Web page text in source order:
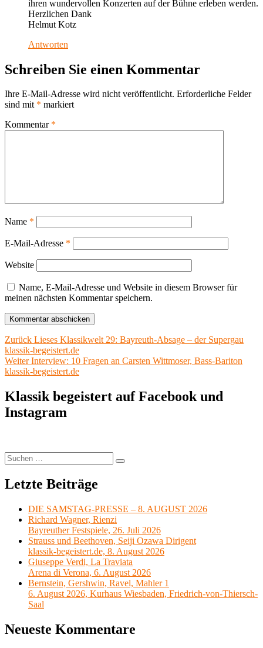
ihren wundervollen Konzerten auf der Bühne erleben werden.
Herzlichen Dank
Helmut Kotz
Antworten
Schreiben Sie einen Kommentar
Ihre E-Mail-Adresse wird nicht veröffentlicht. Erforderliche Felder
sind mit * markiert
Kommentar *
Name *
E-Mail-Adresse *
Website
Name, E-Mail-Adresse und Website in diesem Browser für
meinen nächsten Kommentar speichern.
Beitragsnavigation
Zurück Vorheriger
Beitrag:
Lieses Klassikwelt 29: Bayreuth-Absage – der Supergau
klassik-begeistert.de
Weiter Nächster
Beitrag:
Interview: 10 Fragen an Carsten Wittmoser, Bass-Bariton
klassik-begeistert.de
Klassik begeistert auf Facebook und
Instagram
Suchen
nach:
Suchen
Letzte Beiträge
DIE SAMSTAG-PRESSE – 8. AUGUST 2026
Richard Wagner, Rienzi
Bayreuther Festspiele, 26. Juli 2026
Strauss und Beethoven, Seiji Ozawa Dirigent
klassik-begeistert.de, 8. August 2026
Giuseppe Verdi, La Traviata
Arena di Verona, 6. August 2026
Bernstein, Gershwin, Ravel, Mahler 1
6. August 2026, Kurhaus Wiesbaden, Friedrich-von-Thiersch-
Saal
Neueste Kommentare